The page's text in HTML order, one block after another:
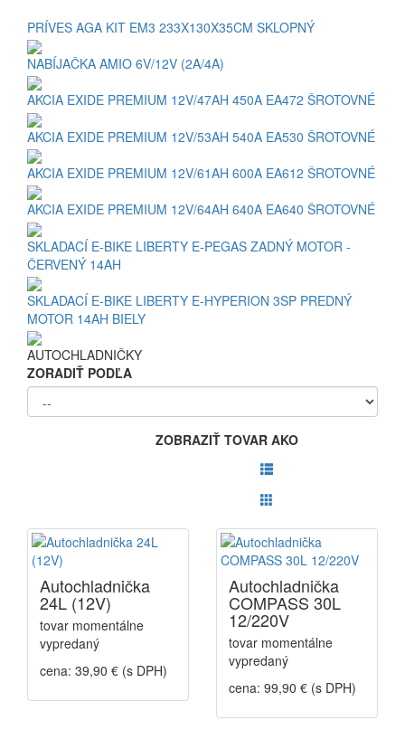
PRÍVES AGA KIT EM3 233X130X35CM SKLOPNÝ
NABÍJAČKA AMIO 6V/12V (2A/4A)
AKCIA EXIDE PREMIUM 12V/47AH 450A EA472 ŠROTOVNÉ
AKCIA EXIDE PREMIUM 12V/53AH 540A EA530 ŠROTOVNÉ
AKCIA EXIDE PREMIUM 12V/61AH 600A EA612 ŠROTOVNÉ
AKCIA EXIDE PREMIUM 12V/64AH 640A EA640 ŠROTOVNÉ
SKLADACÍ E-BIKE LIBERTY E-PEGAS ZADNÝ MOTOR -
ČERVENÝ 14AH
SKLADACÍ E-BIKE LIBERTY E-HYPERION 3SP PREDNÝ
MOTOR 14AH BIELY
AUTOCHLADNIČKY
ZORADIŤ PODĽA
ZOBRAZIŤ TOVAR AKO
Autochladnička
24L (12V)
tovar momentálne
vypredaný
cena: 39,90 € (s DPH)
Autochladnička
COMPASS 30L
12/220V
tovar momentálne
vypredaný
cena: 99,90 € (s DPH)